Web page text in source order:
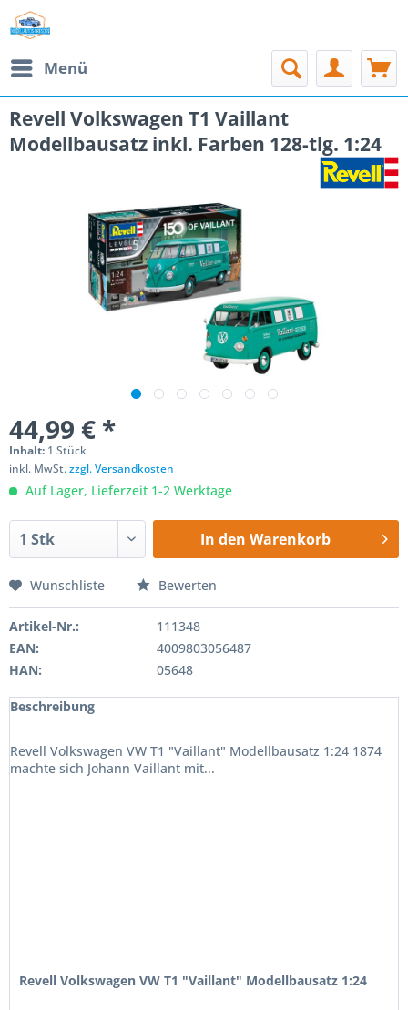
Menü
Revell Volkswagen T1 Vaillant
Modellbausatz inkl. Farben 128-tlg. 1:24
44,99 € *
Inhalt: 1 Stück
inkl. MwSt.zzgl. Versandkosten
Auf Lager, Lieferzeit 1-2 Werktage
In den Warenkorb
Wunschliste Bewerten
Artikel-Nr.:
111348
EAN:
4009803056487
HAN:
05648
Beschreibung
Revell Volkswagen VW T1 "Vaillant" Modellbausatz 1:24 1874
machte sich Johann Vaillant mit...
Revell Volkswagen VW T1 "Vaillant" Modellbausatz 1:24